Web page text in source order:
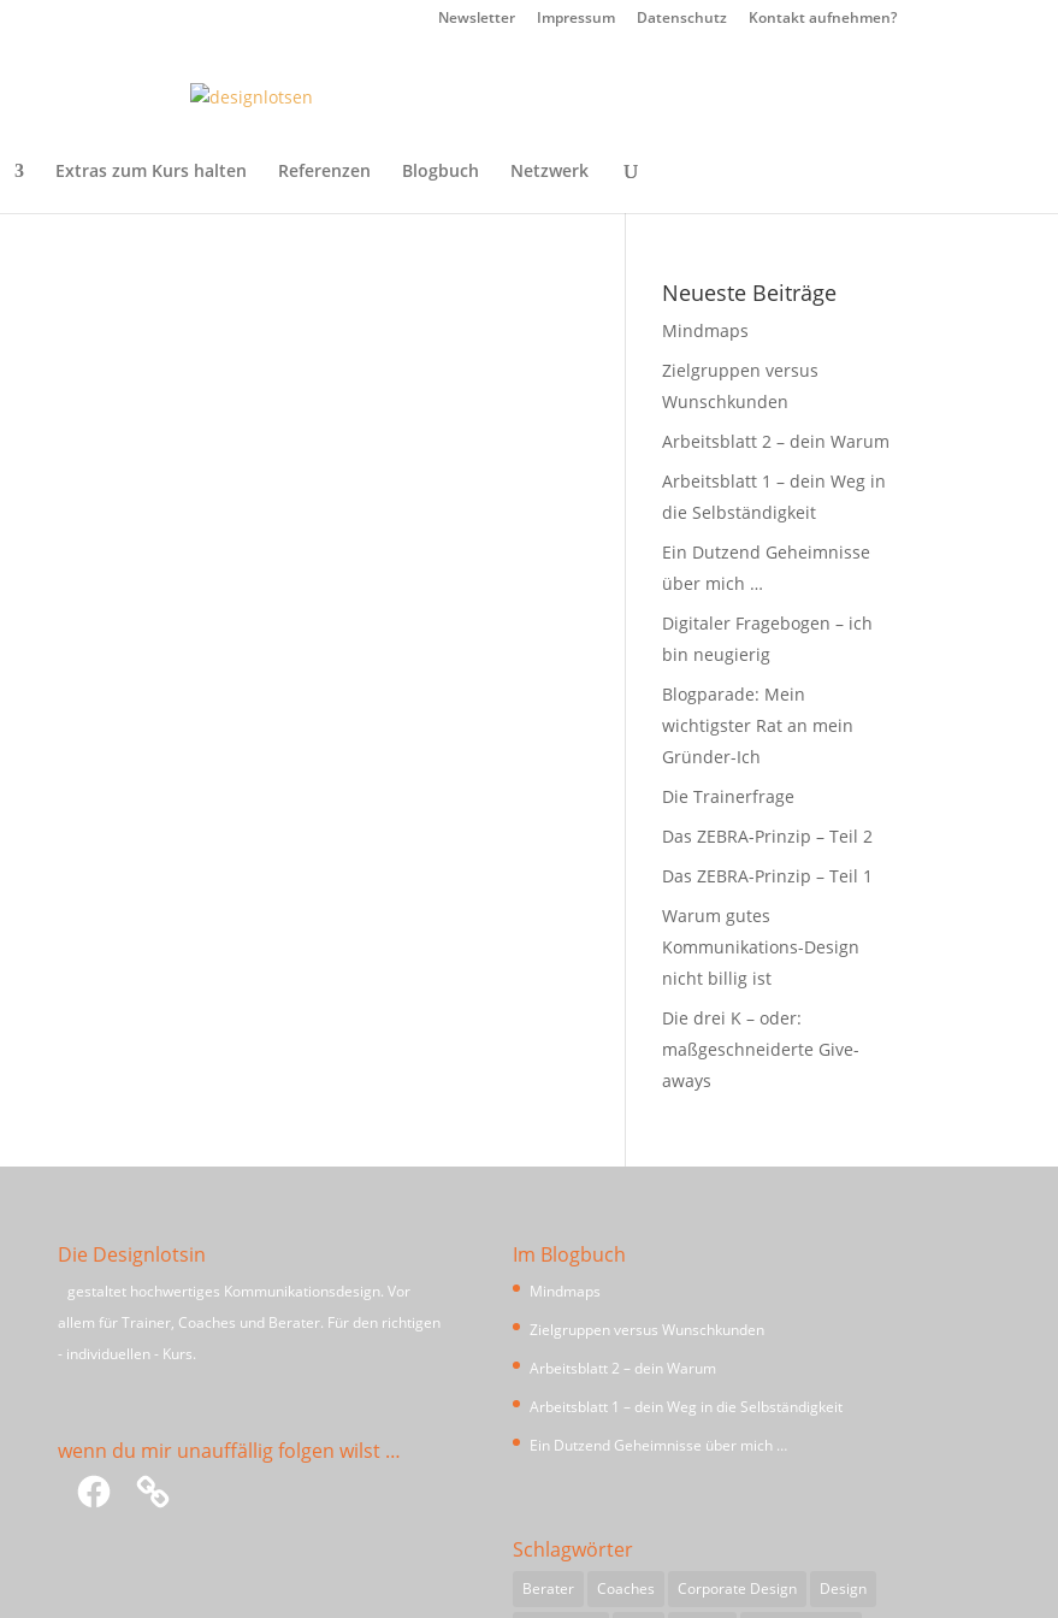
Newsletter Impressum Datenschutz Kontakt aufnehmen?
Extras zum Kurs halten Referenzen Blogbuch Netzwerk
Neueste Beiträge
Mindmaps
Zielgruppen versus
Wunschkunden
Arbeitsblatt 2 – dein Warum
Arbeitsblatt 1 – dein Weg in
die Selbständigkeit
Ein Dutzend Geheimnisse
über mich …
Digitaler Fragebogen – ich
bin neugierig
Blogparade: Mein
wichtigster Rat an mein
Gründer-Ich
Die Trainerfrage
Das ZEBRA-Prinzip – Teil 2
Das ZEBRA-Prinzip – Teil 1
Warum gutes
Kommunikations-Design
nicht billig ist
Die drei K – oder:
maßgeschneiderte Give-
aways
Die Designlotsin
gestaltet hochwertiges Kommunikationsdesign. Vor
allem für Trainer, Coaches und Berater. Für den richtigen
- individuellen - Kurs.
wenn du mir unauffällig folgen wilst …
Facebook
Im Blogbuch
Mindmaps
Zielgruppen versus Wunschkunden
Arbeitsblatt 2 – dein Warum
Arbeitsblatt 1 – dein Weg in die Selbständigkeit
Ein Dutzend Geheimnisse über mich …
Schlagwörter
Berater Coaches Corporate Design Design